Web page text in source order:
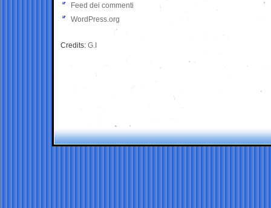
Feed dei commenti
WordPress.org
Credits: G.I